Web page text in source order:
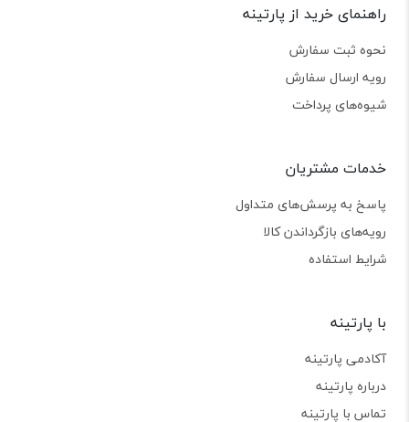
راهنمای خرید از پارتینه
نحوه ثبت سفارش
رویه ارسال سفارش
شیوه‌های پرداخت
خدمات مشتریان
پاسخ به پرسش‌های متداول
رویه‌های بازگرداندن کالا
شرایط استفاده
با پارتینه
آکادمی پارتینه
درباره پارتینه
تماس با پارتینه